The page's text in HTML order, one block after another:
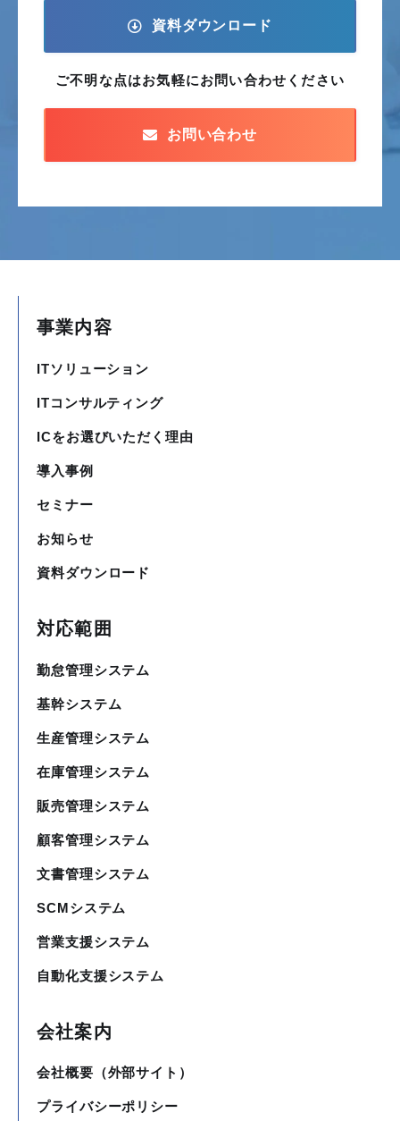
資料ダウンロード
ご不明な点はお気軽にお問い合わせください
お問い合わせ
事業内容
ITソリューション
ITコンサルティング
ICをお選びいただく理由
導入事例
セミナー
お知らせ
資料ダウンロード
対応範囲
勤怠管理システム
基幹システム
生産管理システム
在庫管理システム
販売管理システム
顧客管理システム
文書管理システム
SCMシステム
営業支援システム
自動化支援システム
会社案内
会社概要（外部サイト）
プライバシーポリシー